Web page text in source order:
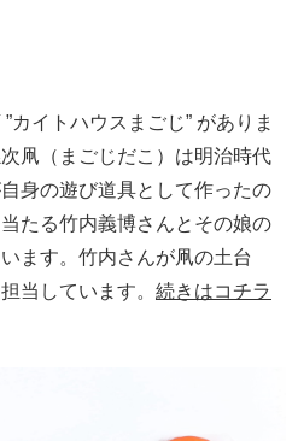
カイトハウスまごじ” がありま
凧（まごじだこ）は明治時代
身の遊び道具として作ったの
たる竹内義博さんとその娘の
ます。竹内さんが凧の土台
当しています。 続きはコチラ